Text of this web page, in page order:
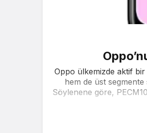
Oppo ülkemizde aktif bir
hem de üst segmente
Söylenene göre,